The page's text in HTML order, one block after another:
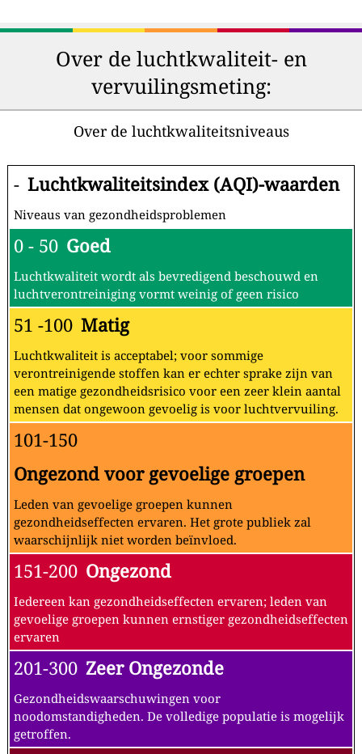
Over de luchtkwaliteit- en
vervuilingsmeting:
Over de luchtkwaliteitsniveaus
- Luchtkwaliteitsindex (AQI)-waarden
Niveaus van gezondheidsproblemen
0 - 50 Goed
Luchtkwaliteit wordt als bevredigend beschouwd en
luchtverontreiniging vormt weinig of geen risico
51 -100 Matig
Luchtkwaliteit is acceptabel; voor sommige
verontreinigende stoffen kan er echter sprake zijn van
een matige gezondheidsrisico voor een zeer klein aantal
mensen dat ongewoon gevoelig is voor luchtvervuiling.
101-150
Ongezond voor gevoelige groepen
Leden van gevoelige groepen kunnen
gezondheidseffecten ervaren. Het grote publiek zal
waarschijnlijk niet worden beïnvloed.
151-200 Ongezond
Iedereen kan gezondheidseffecten ervaren; leden van
gevoelige groepen kunnen ernstiger gezondheidseffecten
ervaren
201-300 Zeer Ongezonde
Gezondheidswaarschuwingen voor
noodomstandigheden. De volledige populatie is mogelijk
getroffen.